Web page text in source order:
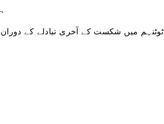
ٹوٹنہم میں شکست کے آخری تبادلے کے